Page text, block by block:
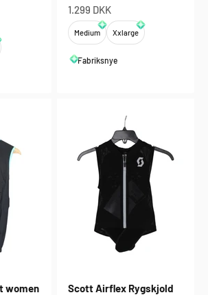
Salgspris
1.299 DKK
Medium Xxlarge
Fabriksnye
women
Scott Airflex Rygskjold